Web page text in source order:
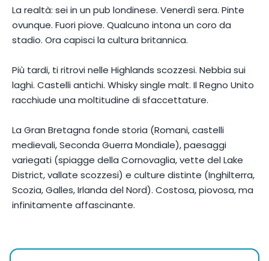
La realtà: sei in un pub londinese. Venerdì sera. Pinte
ovunque. Fuori piove. Qualcuno intona un coro da
stadio. Ora capisci la cultura britannica.
Più tardi, ti ritrovi nelle Highlands scozzesi. Nebbia sui
laghi. Castelli antichi. Whisky single malt. Il Regno Unito
racchiude una moltitudine di sfaccettature.
La Gran Bretagna fonde storia (Romani, castelli
medievali, Seconda Guerra Mondiale), paesaggi
variegati (spiagge della Cornovaglia, vette del Lake
District, vallate scozzesi) e culture distinte (Inghilterra,
Scozia, Galles, Irlanda del Nord). Costosa, piovosa, ma
infinitamente affascinante.